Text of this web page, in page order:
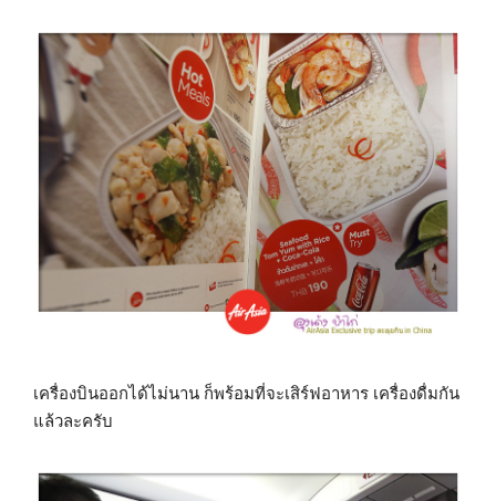
เครื่องบินออกได้ไม่นาน ก็พร้อมที่จะเสิร์ฟอาหาร เครื่องดื่มกัน
แล้วละครับ